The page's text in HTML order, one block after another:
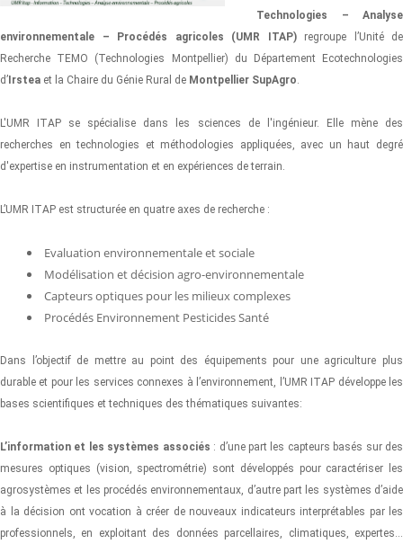
Technologies – Analyse
environnementale – Procédés agricoles (UMR ITAP)regroupe l’Unité de
Recherche TEMO (Technologies Montpellier) du Département Ecotechnologies
d’ Irstea et la Chaire du Génie Rural de Montpellier SupAgro.
L'UMR ITAP se spécialise dans les sciences de l'ingénieur. Elle mène des
recherches en technologies et méthodologies appliquées, avec un haut degré
d'expertise en instrumentation et en expériences de terrain.
L’UMR ITAP est structurée en quatre axes de recherche :
Evaluation environnementale et sociale
Modélisation et décision agro-environnementale
Capteurs optiques pour les milieux complexes
Procédés Environnement Pesticides Santé
Dans l’objectif de mettre au point des équipements pour une agriculture plus
durable et pour les services connexes à l’environnement, l’UMR ITAP développe les
bases scientifiques et techniques des thématiques suivantes:
L’information et les systèmes associés : d’une part les capteurs basés sur des
mesures optiques (vision, spectrométrie) sont développés pour caractériser les
agrosystèmes et les procédés environnementaux, d’autre part les systèmes d’aide
à la décision ont vocation à créer de nouveaux indicateurs interprétables par les
professionnels, en exploitant des données parcellaires, climatiques, expertes…